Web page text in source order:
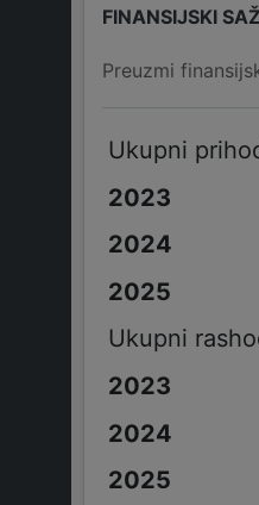
FINANSIJSKI
Preuzmi
Ukupni
Ukupni